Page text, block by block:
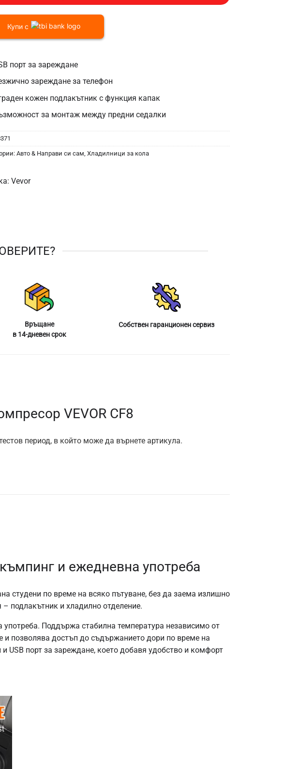
Купи с
порт за зареждане
зареждане за телефон
кожен подлакътник с функция капак
за монтаж между предни седалки
Авто & Направи си сам, Хладилници за кола
Vevor
Връщане
в 14-дневен срок
Собствен гаранционен сервиз
VEVOR CF8
период, в който може да върнете артикула.
и ежедневна употреба
студени по време на всяко пътуване, без да заема излишно
подлакътник и хладилно отделение.
Поддържа стабилна температура независимо от
позволява достъп до съдържанието дори по време на
USB порт за зареждане, което добавя удобство и комфорт